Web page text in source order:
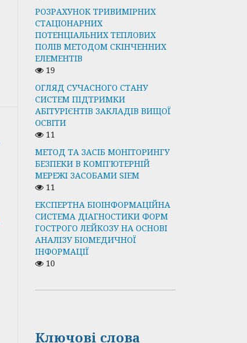
РОЗРАХУНОК ТРИВИМІРНИХ
СТАЦІОНАРНИХ
ПОТЕНЦІАЛЬНИХ ТЕПЛОВИХ
ПОЛІВ МЕТОДОМ СКІНЧЕННИХ
ЕЛЕМЕНТІВ
19
ОГЛЯД СУЧАСНОГО СТАНУ
СИСТЕМ ПІДТРИМКИ
АБІТУРІЄНТІВ ЗАКЛАДІВ ВИЩОЇ
ОСВІТИ
11
МЕТОД ТА ЗАСІБ МОНІТОРИНГУ
БЕЗПЕКИ В КОМП'ЮТЕРНІЙ
МЕРЕЖІ ЗАСОБАМИ SIEM
11
ЕКСПЕРТНА БІОІНФОРМАЦІЙНА
СИСТЕМА ДІАГНОСТИКИ ФОРМ
ГОСТРОГО ЛЕЙКОЗУ НА ОСНОВІ
АНАЛІЗУ БІОМЕДИЧНОЇ
ІНФОРМАЦІЇ
10
Ключові слова